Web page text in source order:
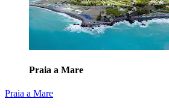
Praia a Mare
Praia a Mare